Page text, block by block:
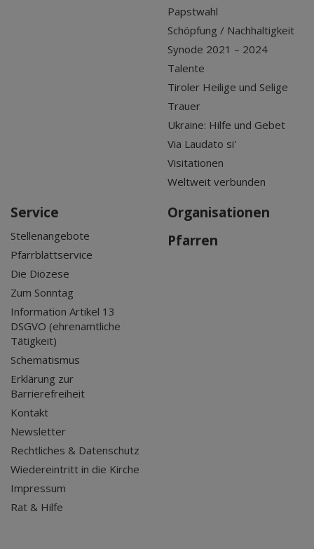
Papstwahl
Schöpfung / Nachhaltigkeit
Synode 2021 – 2024
Talente
Tiroler Heilige und Selige
Trauer
Ukraine: Hilfe und Gebet
Via Laudato si'
Visitationen
Weltweit verbunden
Service
Stellenangebote
Pfarrblattservice
Die Diözese
Zum Sonntag
Information Artikel 13
DSGVO (ehrenamtliche
Tätigkeit)
Schematismus
Erklärung zur
Barrierefreiheit
Kontakt
Newsletter
Rechtliches & Datenschutz
Wiedereintritt in die Kirche
Impressum
Rat & Hilfe
Organisationen
Pfarren